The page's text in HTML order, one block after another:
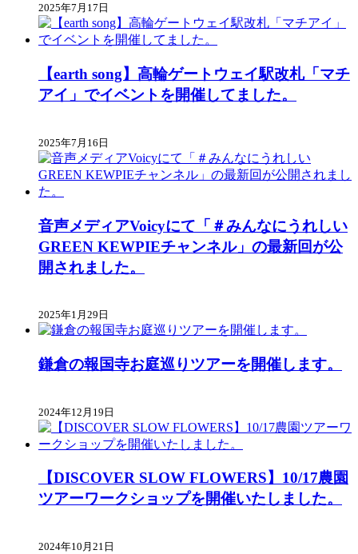
2025年7月17日
【earth song】高輪ゲートウェイ駅改札「マチ
アイ」でイベントを開催してました。
2025年7月16日
音声メディアVoicyにて「＃みんなにうれしい
GREEN KEWPIEチャンネル」の最新回が公
開されました。
2025年1月29日
鎌倉の報国寺お庭巡りツアーを開催します。
2024年12月19日
【DISCOVER SLOW FLOWERS】10/17農園
ツアーワークショップを開催いたしました。
2024年10月21日